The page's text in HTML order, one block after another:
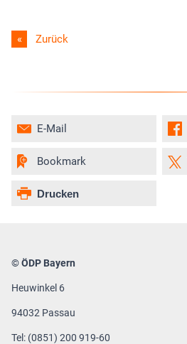
Zurück
E-Mail
Bookmark
Drucken
© ÖDP Bayern
Heuwinkel 6
94032 Passau
Tel: (0851) 200 919-60